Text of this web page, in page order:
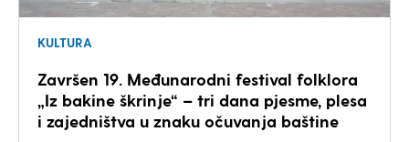
KULTURA
Završen 19. Međunarodni festival folklora
„Iz bakine škrinje“ – tri dana pjesme, plesa
i zajedništva u znaku očuvanja baštine